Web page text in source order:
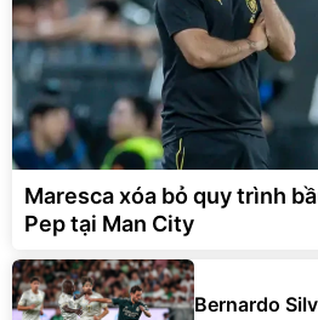
Maresca xóa bỏ quy trình
Pep tại Man City
Bernardo